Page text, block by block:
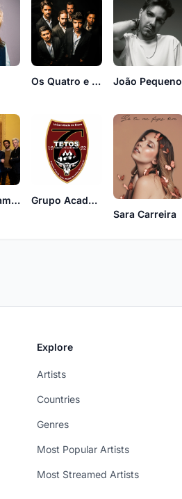
Os Quatro e Meia
João Pequeno
Ala Dos Namorados
Grupo Académico Seistetos (Universidade Évora)
Sara Carreira
Explore
Artists
Countries
Genres
Most Popular Artists
Most Streamed Artists